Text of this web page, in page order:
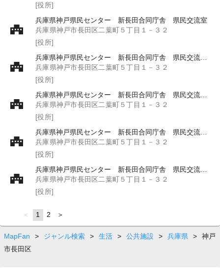
[役所]
兵庫県神戸県民センター 新長田合同庁舎 県民交流室
兵庫県神戸市長田区二葉町５丁目１－３２
[役所]
兵庫県神戸県民センター 新長田合同庁舎 県民交流室 県民・産業振興課 県民担当
兵庫県神戸市長田区二葉町５丁目１－３２
[役所]
兵庫県神戸県民センター 新長田合同庁舎 県民交流室 県民・産業振興課 産業振興担当
兵庫県神戸市長田区二葉町５丁目１－３２
[役所]
兵庫県神戸県民センター 新長田合同庁舎 県民交流室 総務防災課 企画防災担当
兵庫県神戸市長田区二葉町５丁目１－３２
[役所]
兵庫県神戸県民センター 新長田合同庁舎 県民交流室 総務防災課 財務担当
兵庫県神戸市長田区二葉町５丁目１－３２
[役所]
page
You're
on
page
1 page
2 page
MapFan > ジャンル検索 > 生活 > 公共施設 > 兵庫県 >
神戸
市長田区